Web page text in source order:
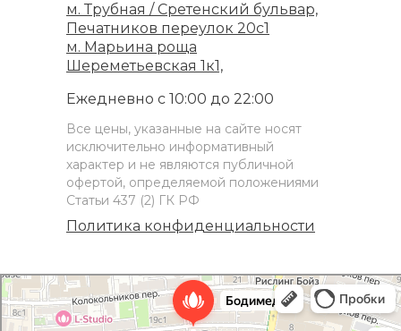
м. Трубная / Сретенский бульвар,
Печатников переулок 20с1
м. Марьина роща
Шереметьевская 1к1,
Ежедневно с 10:00 до 22:00
Все цены, указанные на сайте носят
исключительно информативный
характер и не являются публичной
офертой, определяемой положениями
Статьи 437 (2) ГК РФ
Политика конфиденциальности
Bodymed клиника лазерной эпиляции и косметологии
Массажный салон в Москве
Эпиляция в Москве